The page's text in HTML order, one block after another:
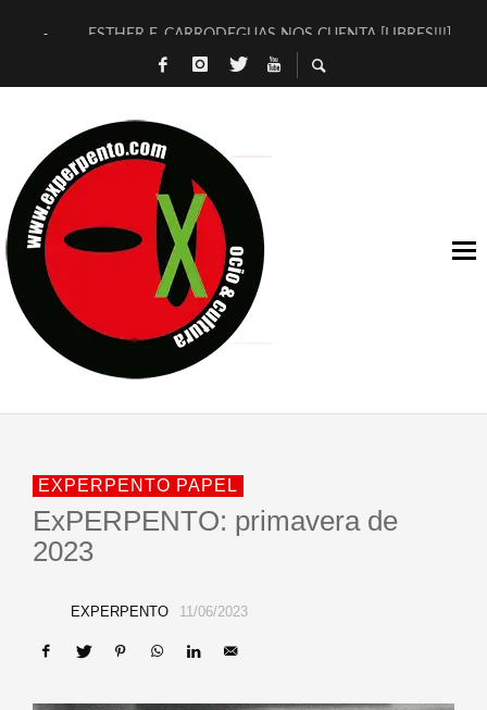
ESTHER F. CARRODEGUAS NOS CUENTA [LIBRES!!!]
[TERRA DE GUAPES] DE SANDRA MONFORT
TIMBRE 4, LA ESCUELA DEL DIRECTOR TEATRAL CLAUDIO
30 AÑOS (NO ES NADA) DE LA KATARSIS DEL TOMATAZO
MILITARES JUDÍAS EN #EXVITA
D’BALDOMEROS REINVENTAN [BITÁCORA 3.0] EN EXVITA
MARSHALL FLASH PRESENTA EN EXVITA [RELATIVA
JOFRE BARDAGÍ EN EXVITA INTERPRETANDO A SERRAT
EXPERPENTO PAPEL
ExPERPENTO: primavera de
2023
EXPERPENTO 11/06/2023